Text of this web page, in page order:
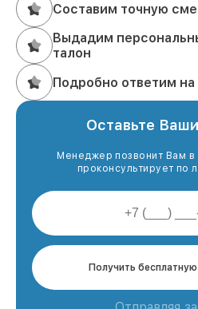
Составим точную
Выдадим
талон
Подробно ответим
Оставьте
Менеджер позвонит Вам в
проконсультирует по
Получить